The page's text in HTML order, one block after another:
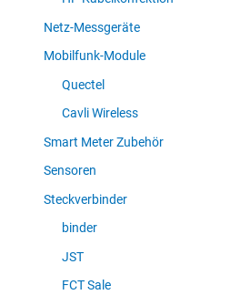
Netz-Messgeräte
Mobilfunk-Module
Quectel
Cavli Wireless
Smart Meter Zubehör
Sensoren
Steckverbinder
binder
JST
FCT Sale